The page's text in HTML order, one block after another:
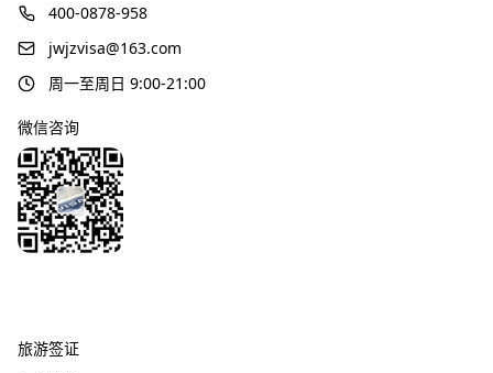
400-0878-958
jwjzvisa@163.com
周一至周日 9:00-21:00
微信咨询
旅游签证